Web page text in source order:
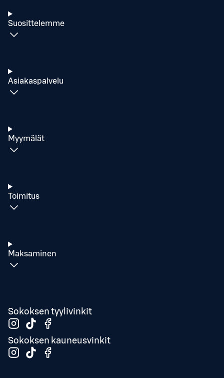
Suosittelemme
Asiakaspalvelu
Myymälät
Toimitus
Maksaminen
Sokoksen tyylivinkit
Sokoksen kauneusvinkit